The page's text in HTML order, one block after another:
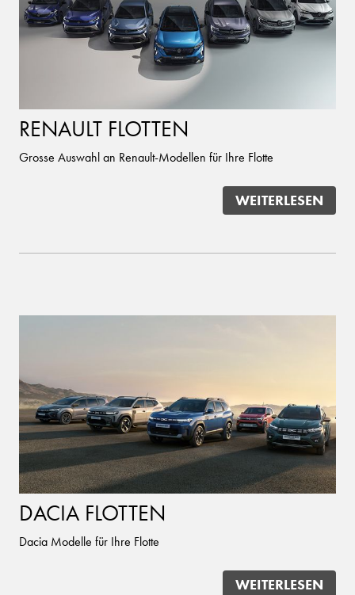
RENAULT FLOTTEN
Grosse Auswahl an Renault-Modellen für Ihre Flotte
WEITERLESEN
DACIA FLOTTEN
Dacia Modelle für Ihre Flotte
WEITERLESEN